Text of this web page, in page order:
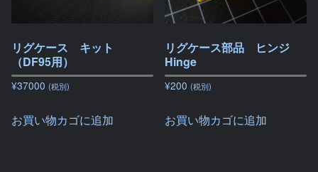
リグケース キット
（DF95用）
¥37000 (税別)
お買い物カゴに追加
リグケース部品 ヒンジ
Hinge
¥200 (税別)
お買い物カゴに追加